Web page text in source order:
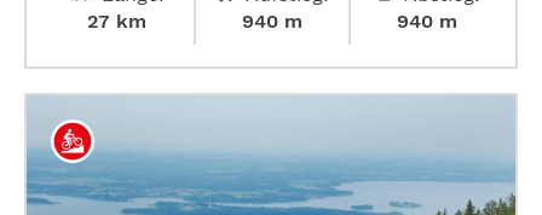
27 km
940 m
940 m